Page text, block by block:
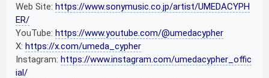
Web Site:https://www.sonymusic.co.jp/artist/UMEDACYPH
ER/
YouTube:https://www.youtube.com/@umedacypher
X:https://x.com/umeda_cypher
Instagram:https://www.instagram.com/umedacypher_offic
ial/